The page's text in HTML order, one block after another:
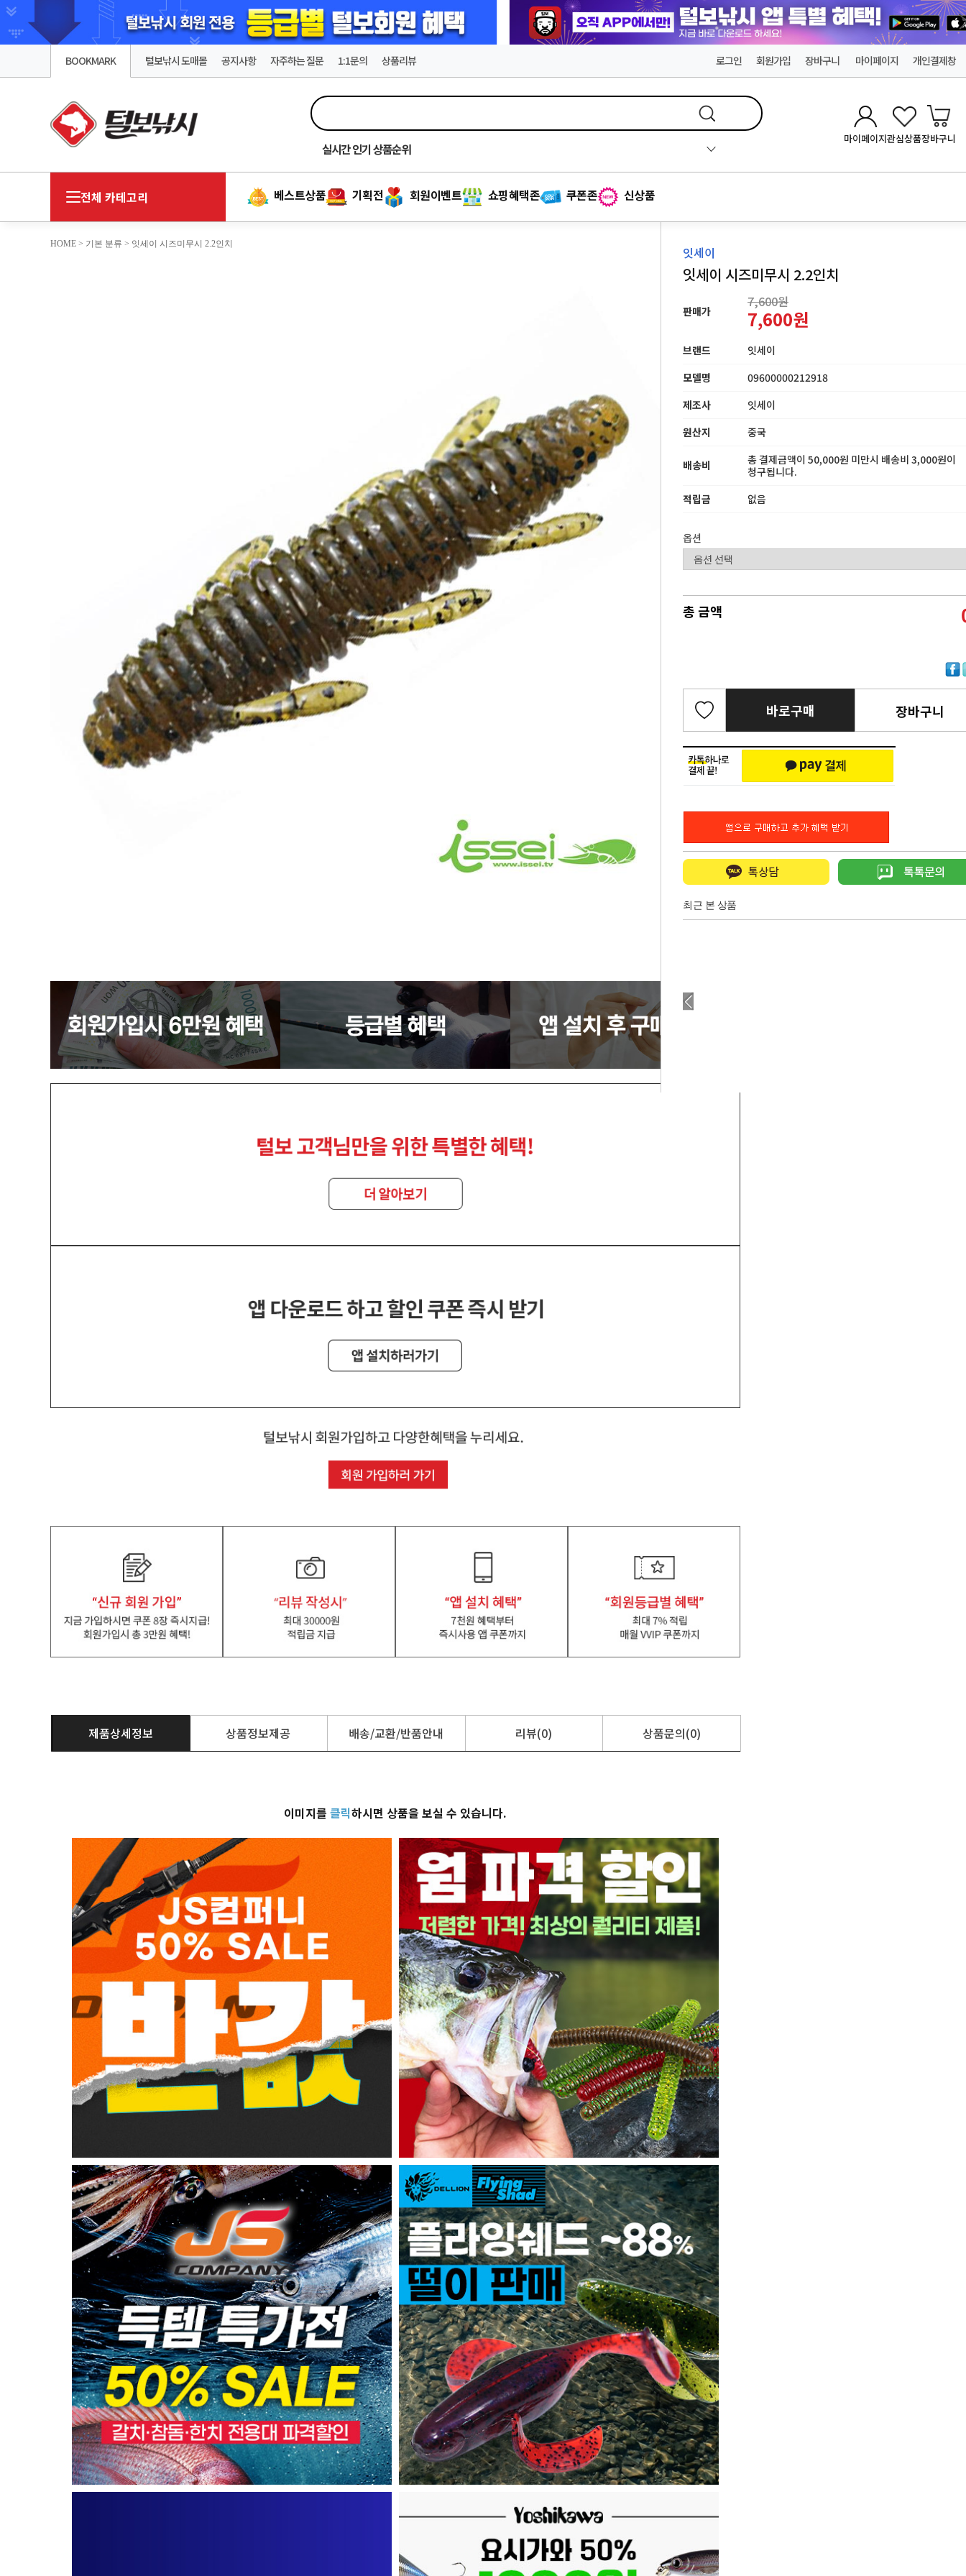
BOOKMARK 털보낚시 도매몰 공지사항 자주하는 질문 1:1문의 상품리뷰 로그인 회원가입 장바구니 마이페이지 개인결제창
실시간인기 상품순위
마이페이지관심상품장바구니
전체 카테고리 베스트상품 기획전 회원이벤트 쇼핑혜택존 쿠폰존 신상품
HOME > 기본 분류 > 잇세이 시즈미무시 2.2인치 잇세이
잇세이 시즈미무시 2.2인치
판매가
7,600원
7,600원
브랜드
잇세이
모델명
09600000212918
제조사
잇세이
원산지
중국
배송비
총 결제금액이 50,000원 미만시 배송비 3,000원이
청구됩니다.
적립금
없음
옵션
총 금액
바로구매 장바구니
최근 본 상품
제품상세정보 상품정보제공 배송/교환/반품안내 리뷰(0) 상품문의(0)
이미지를 클릭하시면 상품을 보실 수 있습니다.